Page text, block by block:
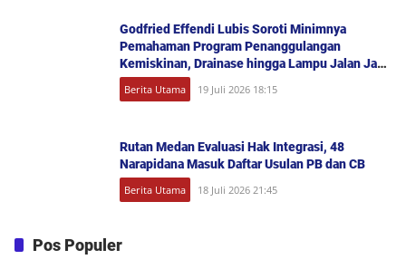
Godfried Effendi Lubis Soroti Minimnya
Pemahaman Program Penanggulangan
Kemiskinan, Drainase hingga Lampu Jalan Jadi
Keluhan Warga Medan Denai
Berita Utama 19 Juli 2026 18:15
Rutan Medan Evaluasi Hak Integrasi, 48
Narapidana Masuk Daftar Usulan PB dan CB
Berita Utama 18 Juli 2026 21:45
Pos Populer